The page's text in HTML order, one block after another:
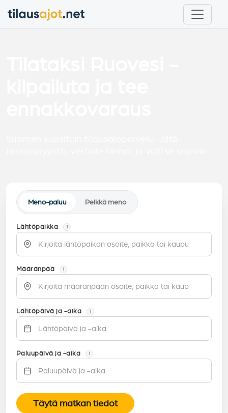
Meno-paluu Pelkkä meno
Lähtöpaikka i
Määränpää i
Lähtöpäivä ja -aika i
Paluupäivä ja -aika i
Täytä matkan tiedot